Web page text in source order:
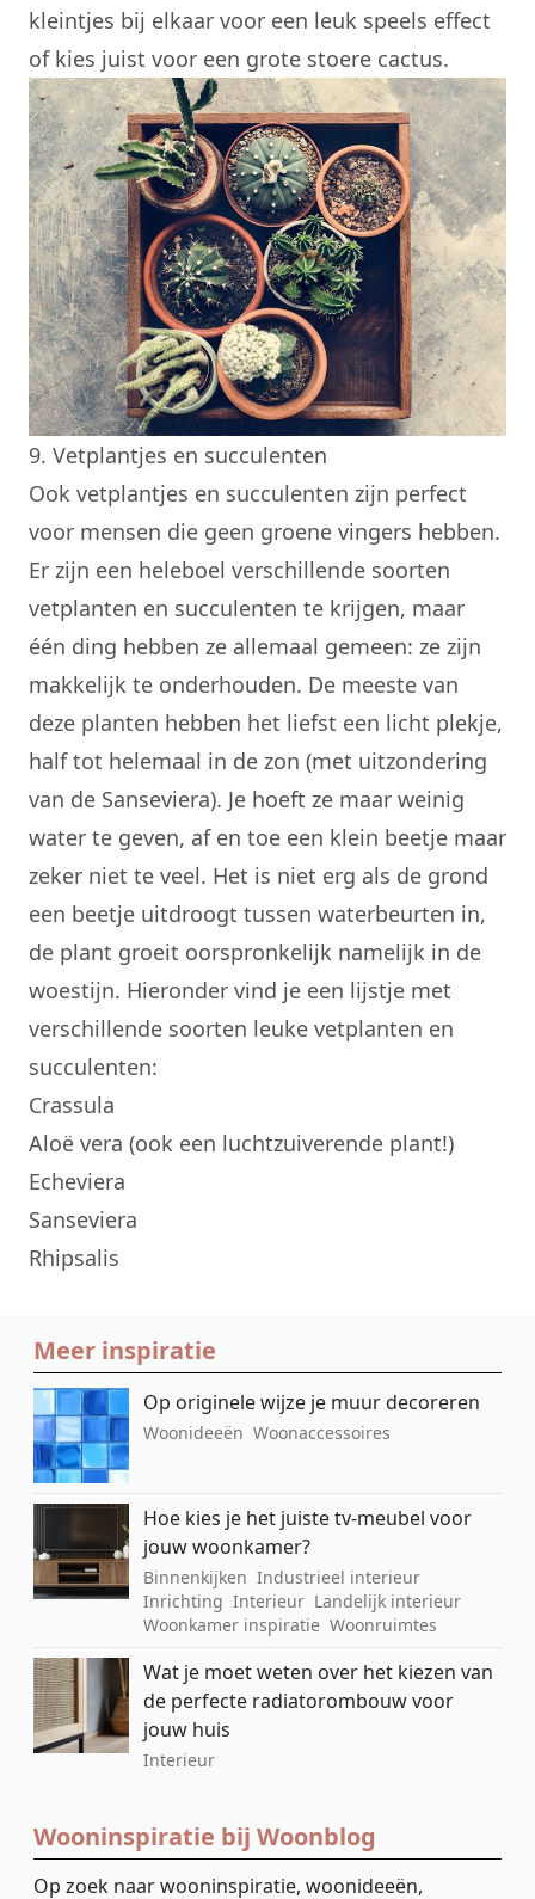
kleintjes bij elkaar voor een leuk speels effect
of kies juist voor een grote stoere cactus.
9. Vetplantjes en succulenten
Ook vetplantjes en succulenten zijn perfect
voor mensen die geen groene vingers hebben.
Er zijn een heleboel verschillende soorten
vetplanten en succulenten te krijgen, maar
één ding hebben ze allemaal gemeen: ze zijn
makkelijk te onderhouden. De meeste van
deze planten hebben het liefst een licht plekje,
half tot helemaal in de zon (met uitzondering
van de Sanseviera). Je hoeft ze maar weinig
water te geven, af en toe een klein beetje maar
zeker niet te veel. Het is niet erg als de grond
een beetje uitdroogt tussen waterbeurten in,
de plant groeit oorspronkelijk namelijk in de
woestijn. Hieronder vind je een lijstje met
verschillende soorten leuke vetplanten en
succulenten:
Crassula
Aloë vera (ook een luchtzuiverende plant!)
Echeviera
Sanseviera
Rhipsalis
Meer inspiratie
Op originele wijze je muur decoreren
Woonideeën Woonaccessoires
Hoe kies je het juiste tv-meubel voor
jouw woonkamer?
Binnenkijken Industrieel interieur
Inrichting Interieur Landelijk interieur
Woonkamer inspiratie Woonruimtes
Wat je moet weten over het kiezen van
de perfecte radiatorombouw voor
jouw huis
Interieur
Wooninspiratie bij Woonblog
Op zoek naar wooninspiratie, woonideeën,